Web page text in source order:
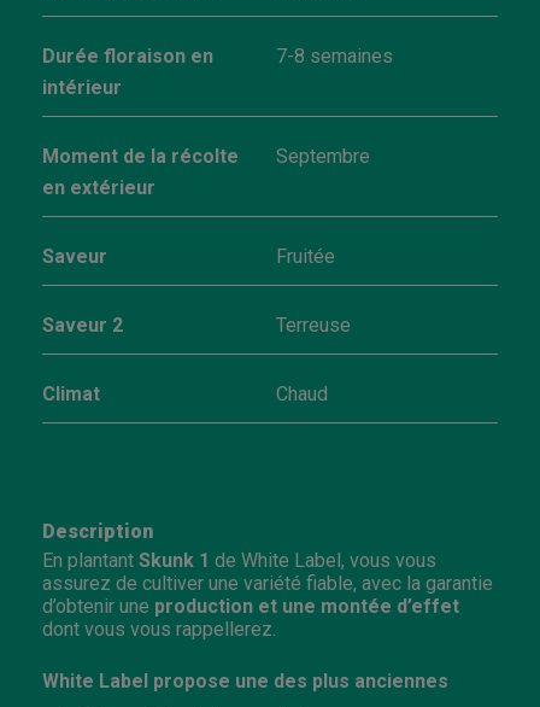
Durée floraison en
intérieur
7-8 semaines
Moment de la récolte
en extérieur
Septembre
Saveur Fruitée
Saveur 2 Terreuse
Climat Chaud
Description
En plantant Skunk 1 de White Label, vous vous
assurez de cultiver une variété fiable, avec la garantie
d’obtenir une production et une montée d’effet
dont vous vous rappellerez.
White Label propose une des plus anciennes